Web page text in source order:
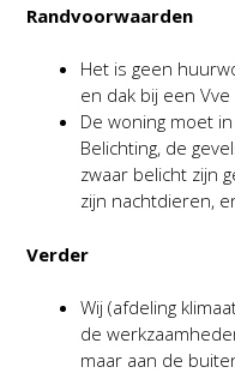
Randvoorwaarden
Het is geen
en dak bij een Vve
De woning moet
Belichting, de
zwaar belicht zijn
zijn nachtdieren,
Verder
Wij (afdeling
de
maar aan de